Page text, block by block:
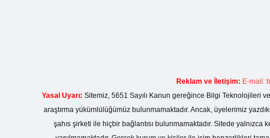
Reklam ve İletişim: E-mail:
Yasal Uyarı: Sitemiz, 5651 Sayılı Kanun gereğince Bilgi Teknolojileri
araştırma yükümlülüğümüz bulunmamaktadır. Ancak, üyelerimiz
şahıs şirketi ile hiçbir bağlantısı bulunmamaktadır. Sitede